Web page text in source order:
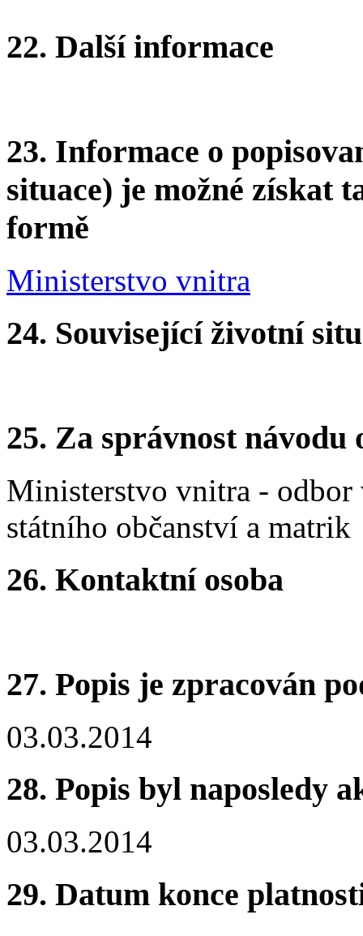
22. Další informace
23. Informace o
situace) je možné získat
formě
Ministerstvo vnitra
24. Související životní
25. Za správnost
Ministerstvo vnitra - odbor
státního občanství a matrik
26. Kontaktní osoba
27. Popis je zpracován
03.03.2014
28. Popis byl naposledy
03.03.2014
29. Datum konce